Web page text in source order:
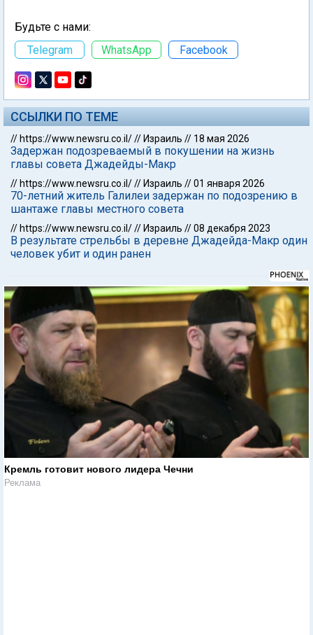
Будьте с нами:
Telegram
WhatsApp Facebook
ССЫЛКИ ПО ТЕМЕ
// https://www.newsru.co.il/// Израиль // 18 мая 2026
Задержан подозреваемый в покушении на жизнь
главы совета Джадейды-Макр
// https://www.newsru.co.il/// Израиль //01 января 2026
70-летний житель Галилеи задержан по подозрению в
шантаже главы местного совета
// https://www.newsru.co.il/// Израиль //08 декабря 2023
В результате стрельбы в деревне Джадейда-Макр один
человек убит и один ранен
Кремль готовит нового лидера Чечни
Реклама